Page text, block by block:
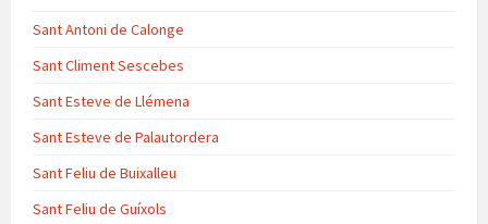
Sant Antoni de Calonge
Sant Climent Sescebes
Sant Esteve de Llémena
Sant Esteve de Palautordera
Sant Feliu de Buixalleu
Sant Feliu de Guíxols